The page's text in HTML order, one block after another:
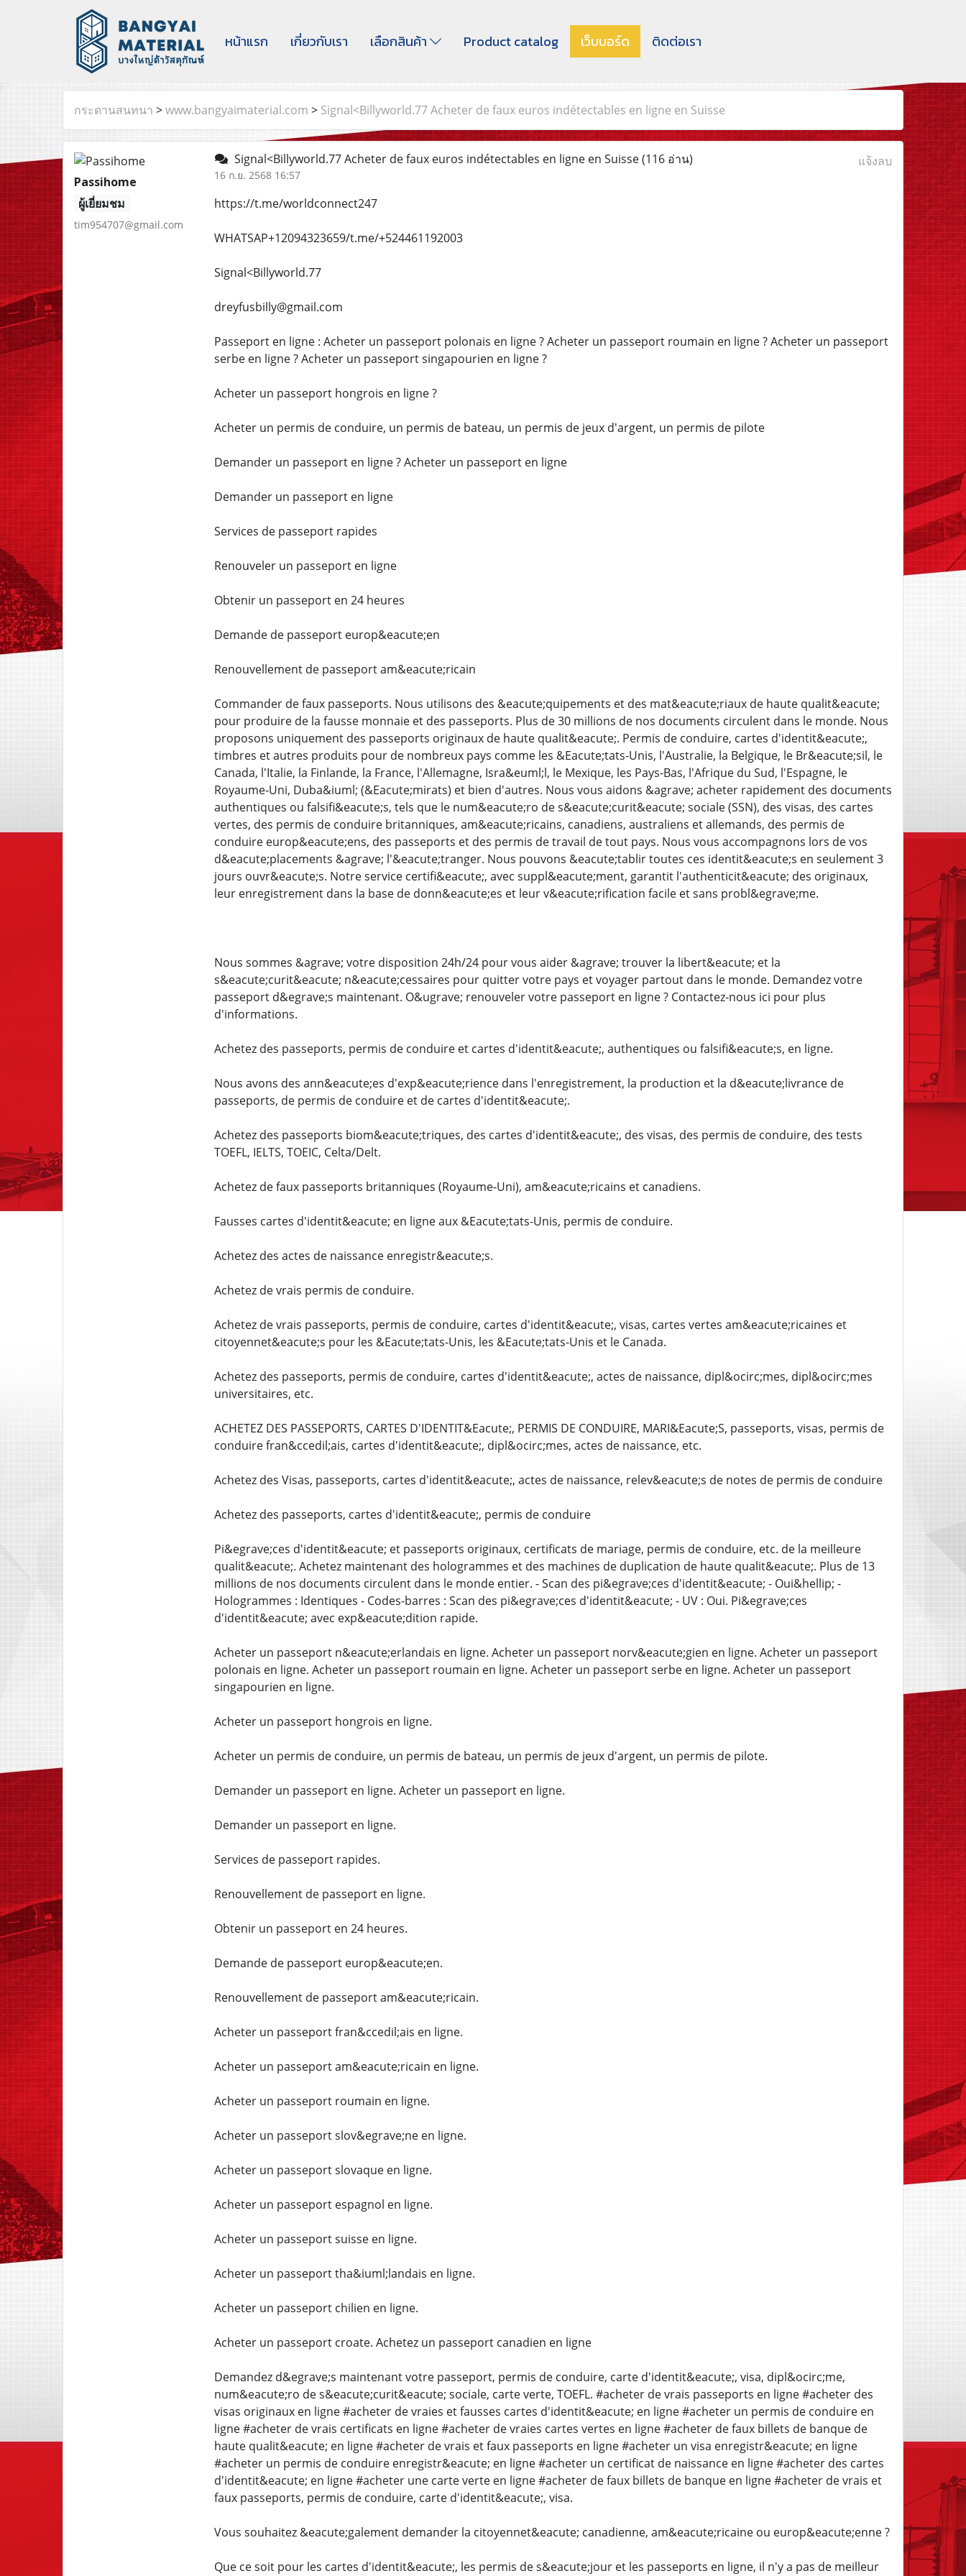
หน้าแรก เกี่ยวกับเรา เลือกสินค้า Product catalog เว็บบอร์ด ติดต่อเรา
กระดานสนทนา >www.bangyaimaterial.com > Signal<Billyworld.77 Acheter de faux euros indétectables en ligne en Suisse
Passihome
ผู้เยี่ยมชม
tim954707@gmail.com
Signal<Billyworld.77 Acheter de faux euros indétectables en ligne en Suisse(116 อ่าน)
16 ก.ย. 2568 16:57
แจ้งลบ
https://t.me/worldconnect247
WHATSAP+12094323659/t.me/+524461192003
Signal<Billyworld.77
dreyfusbilly@gmail.com
Passeport en ligne : Acheter un passeport polonais en ligne ? Acheter un passeport roumain en ligne ? Acheter un passeport
serbe en ligne ? Acheter un passeport singapourien en ligne ?
Acheter un passeport hongrois en ligne ?
Acheter un permis de conduire, un permis de bateau, un permis de jeux d'argent, un permis de pilote
Demander un passeport en ligne ? Acheter un passeport en ligne
Demander un passeport en ligne
Services de passeport rapides
Renouveler un passeport en ligne
Obtenir un passeport en 24 heures
Demande de passeport europ&eacute;en
Renouvellement de passeport am&eacute;ricain
Commander de faux passeports. Nous utilisons des &eacute;quipements et des mat&eacute;riaux de haute qualit&eacute;
pour produire de la fausse monnaie et des passeports. Plus de 30 millions de nos documents circulent dans le monde. Nous
proposons uniquement des passeports originaux de haute qualit&eacute;. Permis de conduire, cartes d'identit&eacute;,
timbres et autres produits pour de nombreux pays comme les &Eacute;tats-Unis, l'Australie, la Belgique, le Br&eacute;sil, le
Canada, l'Italie, la Finlande, la France, l'Allemagne, Isra&euml;l, le Mexique, les Pays-Bas, l'Afrique du Sud, l'Espagne, le
Royaume-Uni, Duba&iuml; (&Eacute;mirats) et bien d'autres. Nous vous aidons &agrave; acheter rapidement des documents
authentiques ou falsifi&eacute;s, tels que le num&eacute;ro de s&eacute;curit&eacute; sociale (SSN), des visas, des cartes
vertes, des permis de conduire britanniques, am&eacute;ricains, canadiens, australiens et allemands, des permis de
conduire europ&eacute;ens, des passeports et des permis de travail de tout pays. Nous vous accompagnons lors de vos
d&eacute;placements &agrave; l'&eacute;tranger. Nous pouvons &eacute;tablir toutes ces identit&eacute;s en seulement 3
jours ouvr&eacute;s. Notre service certifi&eacute;, avec suppl&eacute;ment, garantit l'authenticit&eacute; des originaux,
leur enregistrement dans la base de donn&eacute;es et leur v&eacute;rification facile et sans probl&egrave;me.
Nous sommes &agrave; votre disposition 24h/24 pour vous aider &agrave; trouver la libert&eacute; et la
s&eacute;curit&eacute; n&eacute;cessaires pour quitter votre pays et voyager partout dans le monde. Demandez votre
passeport d&egrave;s maintenant. O&ugrave; renouveler votre passeport en ligne ? Contactez-nous ici pour plus
d'informations.
Achetez des passeports, permis de conduire et cartes d'identit&eacute;, authentiques ou falsifi&eacute;s, en ligne.
Nous avons des ann&eacute;es d'exp&eacute;rience dans l'enregistrement, la production et la d&eacute;livrance de
passeports, de permis de conduire et de cartes d'identit&eacute;.
Achetez des passeports biom&eacute;triques, des cartes d'identit&eacute;, des visas, des permis de conduire, des tests
TOEFL, IELTS, TOEIC, Celta/Delt.
Achetez de faux passeports britanniques (Royaume-Uni), am&eacute;ricains et canadiens.
Fausses cartes d'identit&eacute; en ligne aux &Eacute;tats-Unis, permis de conduire.
Achetez des actes de naissance enregistr&eacute;s.
Achetez de vrais permis de conduire.
Achetez de vrais passeports, permis de conduire, cartes d'identit&eacute;, visas, cartes vertes am&eacute;ricaines et
citoyennet&eacute;s pour les &Eacute;tats-Unis, les &Eacute;tats-Unis et le Canada.
Achetez des passeports, permis de conduire, cartes d'identit&eacute;, actes de naissance, dipl&ocirc;mes, dipl&ocirc;mes
universitaires, etc.
ACHETEZ DES PASSEPORTS, CARTES D'IDENTIT&Eacute;, PERMIS DE CONDUIRE, MARI&Eacute;S, passeports, visas, permis de
conduire fran&ccedil;ais, cartes d'identit&eacute;, dipl&ocirc;mes, actes de naissance, etc.
Achetez des Visas, passeports, cartes d'identit&eacute;, actes de naissance, relev&eacute;s de notes de permis de conduire
Achetez des passeports, cartes d'identit&eacute;, permis de conduire
Pi&egrave;ces d'identit&eacute; et passeports originaux, certificats de mariage, permis de conduire, etc. de la meilleure
qualit&eacute;. Achetez maintenant des hologrammes et des machines de duplication de haute qualit&eacute;. Plus de 13
millions de nos documents circulent dans le monde entier. - Scan des pi&egrave;ces d'identit&eacute; - Oui&hellip; -
Hologrammes : Identiques - Codes-barres : Scan des pi&egrave;ces d'identit&eacute; - UV : Oui. Pi&egrave;ces
d'identit&eacute; avec exp&eacute;dition rapide.
Acheter un passeport n&eacute;erlandais en ligne. Acheter un passeport norv&eacute;gien en ligne. Acheter un passeport
polonais en ligne. Acheter un passeport roumain en ligne. Acheter un passeport serbe en ligne. Acheter un passeport
singapourien en ligne.
Acheter un passeport hongrois en ligne.
Acheter un permis de conduire, un permis de bateau, un permis de jeux d'argent, un permis de pilote.
Demander un passeport en ligne. Acheter un passeport en ligne.
Demander un passeport en ligne.
Services de passeport rapides.
Renouvellement de passeport en ligne.
Obtenir un passeport en 24 heures.
Demande de passeport europ&eacute;en.
Renouvellement de passeport am&eacute;ricain.
Acheter un passeport fran&ccedil;ais en ligne.
Acheter un passeport am&eacute;ricain en ligne.
Acheter un passeport roumain en ligne.
Acheter un passeport slov&egrave;ne en ligne.
Acheter un passeport slovaque en ligne.
Acheter un passeport espagnol en ligne.
Acheter un passeport suisse en ligne.
Acheter un passeport tha&iuml;landais en ligne.
Acheter un passeport chilien en ligne.
Acheter un passeport croate. Achetez un passeport canadien en ligne
Demandez d&egrave;s maintenant votre passeport, permis de conduire, carte d'identit&eacute;, visa, dipl&ocirc;me,
num&eacute;ro de s&eacute;curit&eacute; sociale, carte verte, TOEFL. #acheter de vrais passeports en ligne #acheter des
visas originaux en ligne #acheter de vraies et fausses cartes d'identit&eacute; en ligne #acheter un permis de conduire en
ligne #acheter de vrais certificats en ligne #acheter de vraies cartes vertes en ligne #acheter de faux billets de banque de
haute qualit&eacute; en ligne #acheter de vrais et faux passeports en ligne #acheter un visa enregistr&eacute; en ligne
#acheter un permis de conduire enregistr&eacute; en ligne #acheter un certificat de naissance en ligne #acheter des cartes
d'identit&eacute; en ligne #acheter une carte verte en ligne #acheter de faux billets de banque en ligne #acheter de vrais et
faux passeports, permis de conduire, carte d'identit&eacute;, visa.
Vous souhaitez &eacute;galement demander la citoyennet&eacute; canadienne, am&eacute;ricaine ou europ&eacute;enne ?
Que ce soit pour les cartes d'identit&eacute;, les permis de s&eacute;jour et les passeports en ligne, il n'y a pas de meilleur